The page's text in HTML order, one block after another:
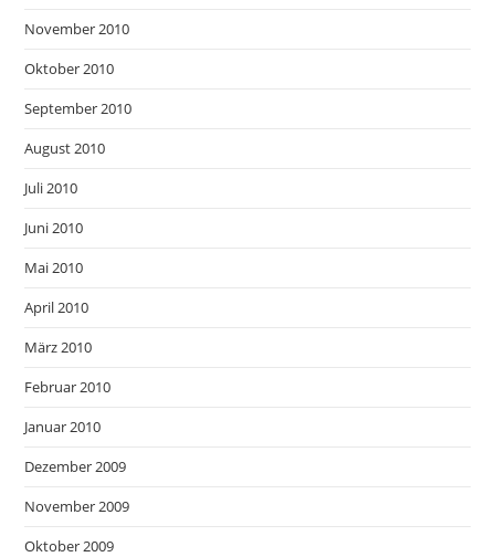
November 2010
Oktober 2010
September 2010
August 2010
Juli 2010
Juni 2010
Mai 2010
April 2010
März 2010
Februar 2010
Januar 2010
Dezember 2009
November 2009
Oktober 2009